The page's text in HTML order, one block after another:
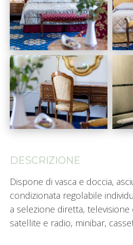
DESCRIZIONE
Dispone di vasca e doccia,
condizionata regolabile
a selezione diretta,
satellite e radio, minibar,